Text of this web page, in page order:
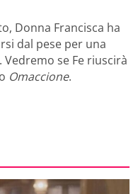
Donna Francisca ha
dal pese per una
se Fe riuscirà
Omaccione.